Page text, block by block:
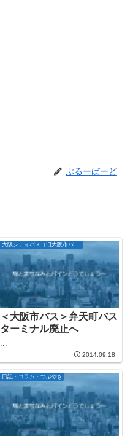
ぶるーばーど
大阪シティバス（旧大阪市バス）
＜大阪市バス＞弁天町バス
ターミナル廃止へ
...
2014.09.18
日記・コラム・つぶやき